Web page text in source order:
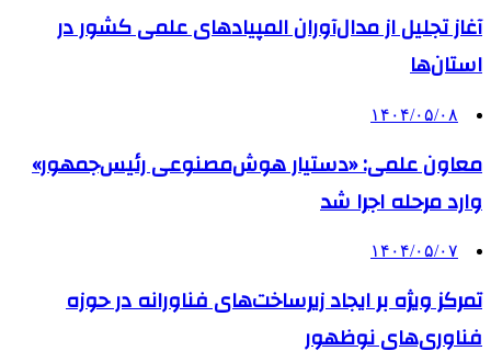
آغاز تجلیل از مدال‌آوران المپیادهای علمی کشور در
استان‌ها
۱۴۰۴/۰۵/۰۸
معاون علمی: «دستیار هوش‌مصنوعی رئیس‌جمهور»
وارد مرحله اجرا شد
۱۴۰۴/۰۵/۰۷
تمرکز ویژه بر ایجاد زیرساخت‌های فناورانه در حوزه
فناوری‌های نوظهور